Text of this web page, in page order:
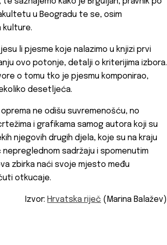
u Beogradu te se, osim
kulture.
li pjesme koje nalazimo u knjizi prvi
ovo potonje, detalji o kriterijima izbora.
o tomu tko je pjesmu komponirao,
desetljeća.
ne odišu suvremenošću, no
i grafikama samog autora koji su
njegovih drugih djela, koje su na kraju
sadržaju i spomenutim
zbirka naći svoje mjesto među
otkucaje.
Izvor:Hrvatska riječ (Marina Balažev)